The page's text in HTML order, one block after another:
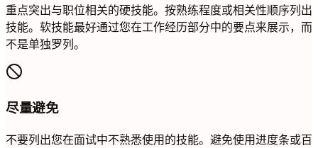
重点突出与职位相关的硬技能。按熟练程度或相关性顺序列出
技能。软技能最好通过您在工作经历部分中的要点来展示，而
不是单独罗列。
尽量避免
不要列出您在面试中不熟悉使用的技能。避免使用进度条或百